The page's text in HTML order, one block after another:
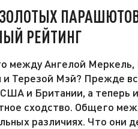
РЕЙТИНГ
между Ангелой
и Терезой Мэй? Прежде
и Британии, а теперь
сходство. Общего
различиях. Что они